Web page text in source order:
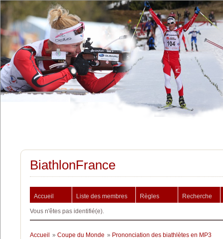
BiathlonFrance
Accueil Liste des membres Règles Recherche
Vous n'êtes pas identifié(e).
Accueil » Coupe du Monde » Prononciation des biathlètes en MP3